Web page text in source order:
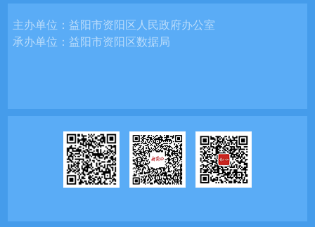
主办单位：益阳市资阳区人民政府办公室
承办单位：益阳市资阳区数据局